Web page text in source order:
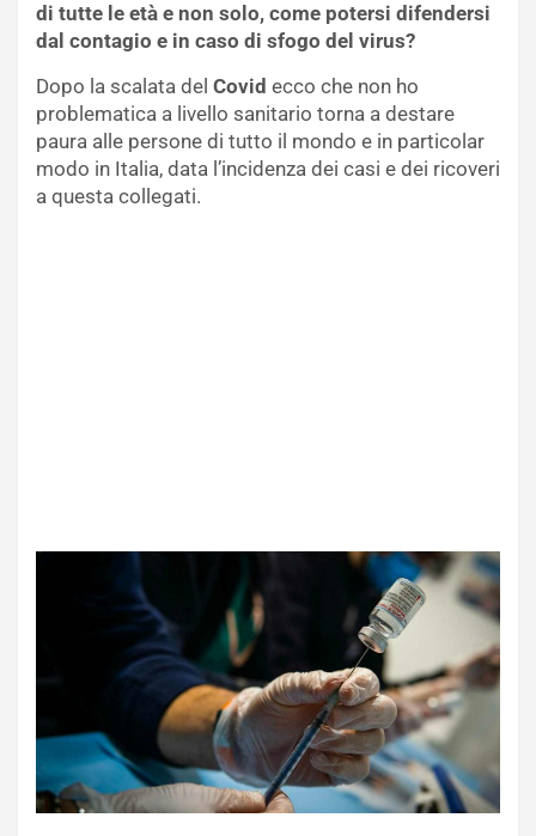
di tutte le età e non solo, come potersi difendersi
dal contagio e in caso di sfogo del virus?
Dopo la scalata del Covid ecco che non ho
problematica a livello sanitario torna a destare
paura alle persone di tutto il mondo e in particolar
modo in Italia, data l’incidenza dei casi e dei ricoveri
a questa collegati.